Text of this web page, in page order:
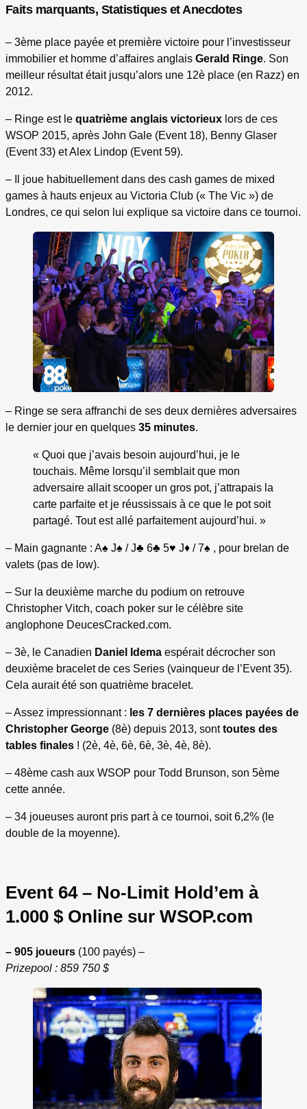
Faits marquants, Statistiques et Anecdotes
– 3ème place payée et première victoire pour l’investisseur
immobilier et homme d’affaires anglais Gerald Ringe. Son
meilleur résultat était jusqu’alors une 12è place (en Razz) en
2012.
– Ringe est le quatrième anglais victorieux lors de ces
WSOP 2015, après John Gale (Event 18), Benny Glaser
(Event 33) et Alex Lindop (Event 59).
– Il joue habituellement dans des cash games de mixed
games à hauts enjeux au Victoria Club (« The Vic ») de
Londres, ce qui selon lui explique sa victoire dans ce tournoi.
– Ringe se sera affranchi de ses deux dernières adversaires
le dernier jour en quelques 35 minutes.
« Quoi que j’avais besoin aujourd’hui, je le
touchais. Même lorsqu’il semblait que mon
adversaire allait scooper un gros pot, j’attrapais la
carte parfaite et je réussissais à ce que le pot soit
partagé. Tout est allé parfaitement aujourd’hui. »
– Main gagnante : A♠ J♠ / J♣ 6♣ 5♥ J♦ / 7♠ , pour brelan de
valets (pas de low).
– Sur la deuxième marche du podium on retrouve
Christopher Vitch, coach poker sur le célèbre site
anglophone DeucesCracked.com.
– 3è, le Canadien Daniel Idema espérait décrocher son
deuxième bracelet de ces Series (vainqueur de l’Event 35).
Cela aurait été son quatrième bracelet.
– Assez impressionnant : les 7 dernières places payées de
Christopher George (8è) depuis 2013, sonttoutes des
tables finales ! (2è, 4è, 6è, 6è, 3è, 4è, 8è).
– 48ème cash aux WSOP pour Todd Brunson, son 5ème
cette année.
– 34 joueuses auront pris part à ce tournoi, soit 6,2% (le
double de la moyenne).
Event 64 – No-Limit Hold’em à
1.000 $ Online sur WSOP.com
– 905 joueurs (100 payés) –
Prizepool : 859 750 $